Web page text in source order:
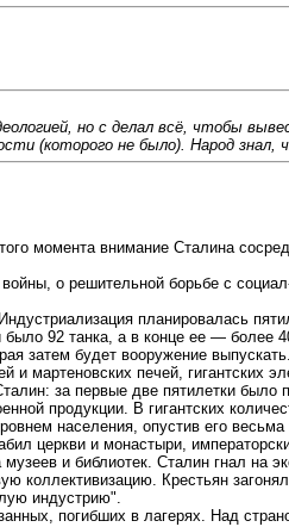
но с делал всё, чтобы
(которого не было). Народ знал,
момента внимание Сталина
о решительной борьбе с
планировалась
92 танка, а в конце ее — более
затем будет вооружение выпускать.
мартеновских печей, гигантских
за первые две пятилетки было
продукции. В гигантских
населения, опустив его
церкви и монастыри,
и библиотек. Сталин гнал на
коллективизацию. Крестьян
индустрию".
погибших в лагерях. Над